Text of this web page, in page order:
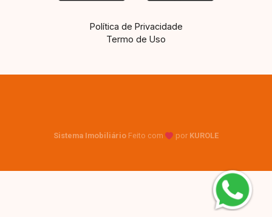
Política de Privacidade
Termo de Uso
Sistema Imobiliário Feito com por KUROLE